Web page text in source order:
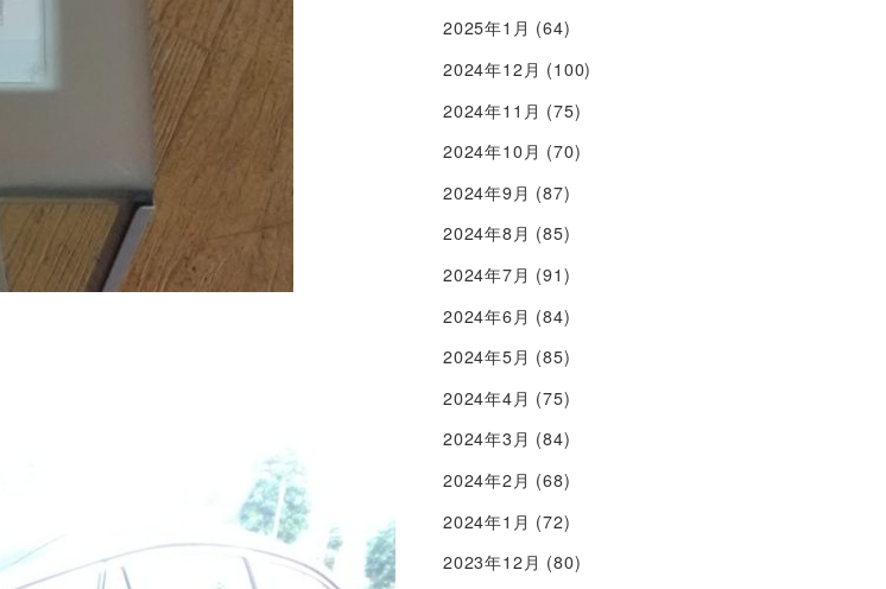
2025年1月 (64)
2024年12月 (100)
2024年11月 (75)
2024年10月 (70)
2024年9月 (87)
2024年8月 (85)
2024年7月 (91)
2024年6月 (84)
2024年5月 (85)
2024年4月 (75)
2024年3月 (84)
2024年2月 (68)
2024年1月 (72)
2023年12月 (80)